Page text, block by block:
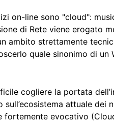
on-line sono "cloud":
di Rete viene erogato
ambito strettamente
quale sinonimo di un
cogliere la portata
attuale dei
fortemente evocativo